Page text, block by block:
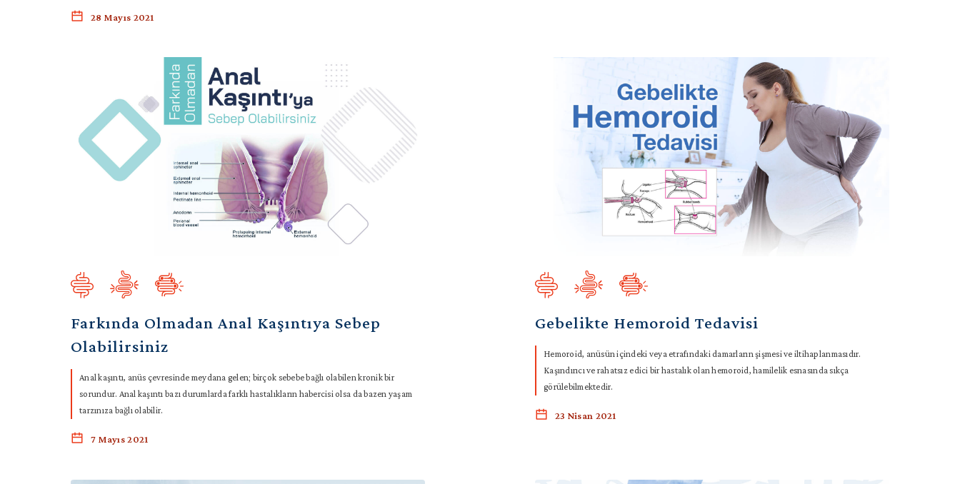
28 Mayıs 2021
Farkında Olmadan Anal Kaşıntıya Sebep
Olabilirsiniz
Anal kaşıntı, anüs çevresinde meydana gelen; birçok sebebe bağlı olabilen kronik bir
sorundur. Anal kaşıntı bazı durumlarda farklı hastalıkların habercisi olsa da bazen yaşam
tarzınıza bağlı olabilir.
7 Mayıs 2021
Gebelikte Hemoroid Tedavisi
Hemoroid, anüsün içindeki veya etrafındaki damarların şişmesi ve iltihaplanmasıdır.
Kaşındırıcı ve rahatsız edici bir hastalık olan hemoroid, hamilelik esnasında sıkça
görülebilmektedir.
23 Nisan 2021